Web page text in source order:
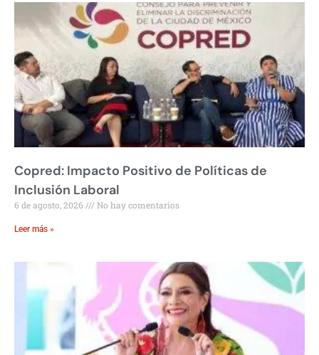
Copred: Impacto Positivo de Políticas de
Inclusión Laboral
6 de agosto, 2026 No hay comentarios
Leer más »